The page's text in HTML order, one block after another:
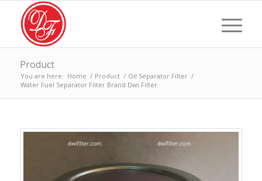
Product
You are here: Home / Product / Oil Separator Filter /
Water Fuel Separator Filter Brand Dwi Filter